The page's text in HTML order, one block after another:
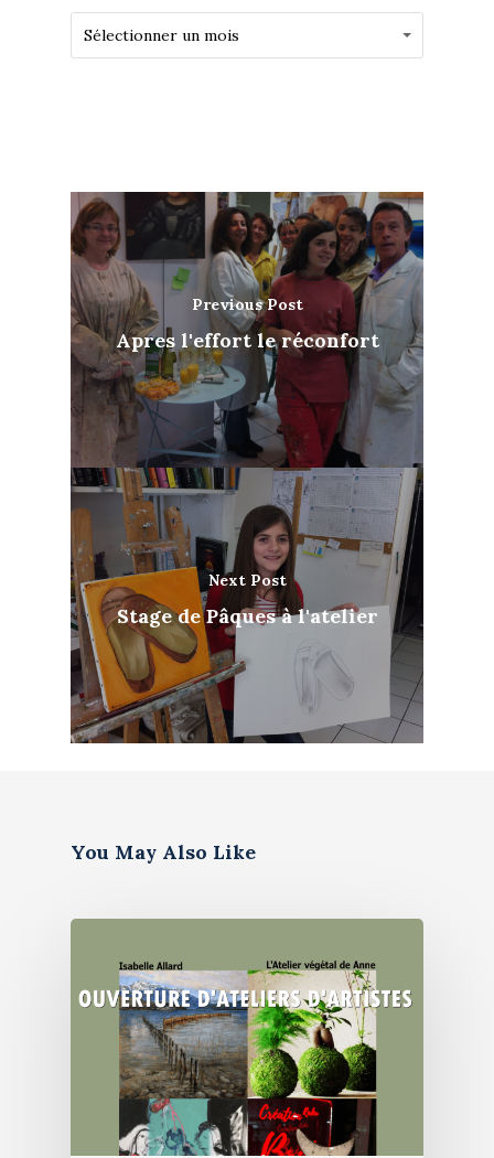
Archives
Sélectionner un mois
Archives
Previous Post
Apres l'effort le réconfort
Next Post
Stage de Pâques à l'atelier
You May Also Like
Artiste
Bio & histoire